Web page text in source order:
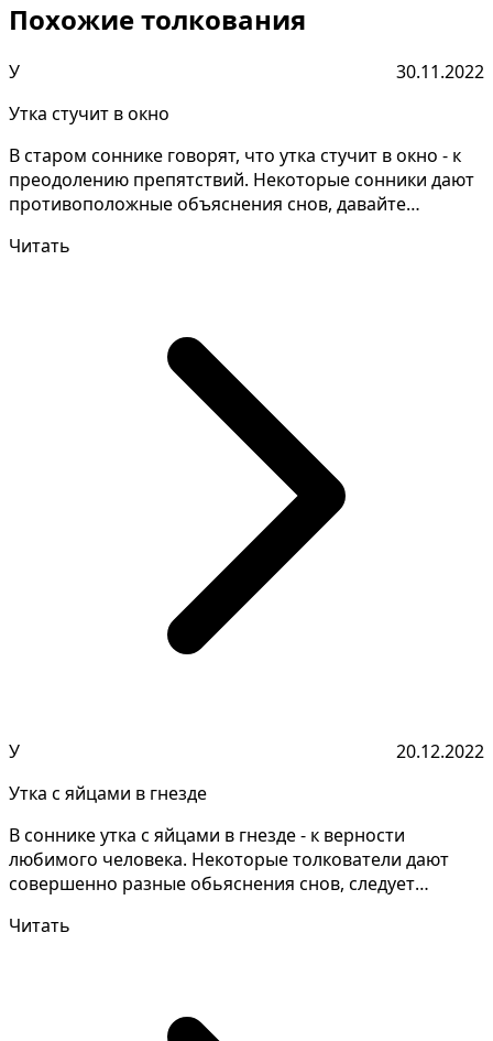
Похожие толкования
У
30.11.2022
Утка стучит в окно
В старом соннике говорят, что утка стучит в окно - к
преодолению препятствий. Некоторые сонники дают
противоположные объяснения снов, давайте
Читать
У
20.12.2022
Утка с яйцами в гнезде
В соннике утка с яйцами в гнезде - к верности
любимого человека. Некоторые толкователи дают
совершенно разные обьяснения снов, следует
Читать